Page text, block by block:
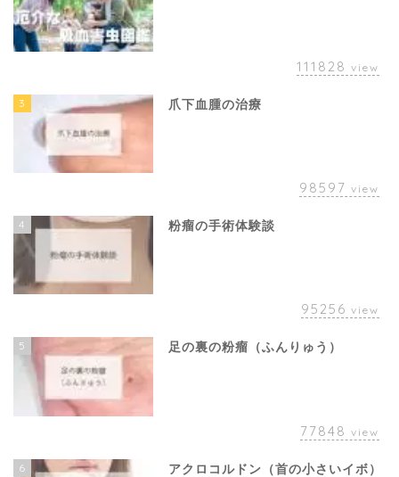
111828 view
3 爪下血腫の治療
98597 view
4 粉瘤の手術体験談
95256 view
5 足の裏の粉瘤（ふんりゅう）
77848 view
6
アクロコルドン（首の小さいイボ）